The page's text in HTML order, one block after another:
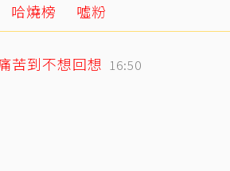
哈燒榜 噓粉
苦到不想回想 16:50